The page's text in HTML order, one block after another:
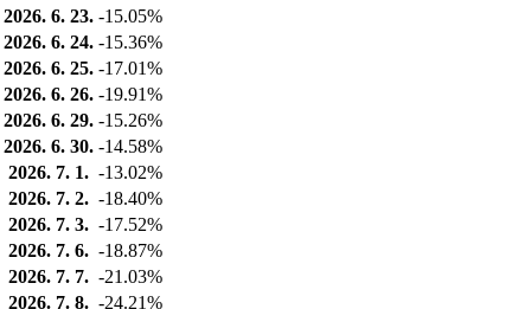
2026. 6. 23. -15.05%
2026. 6. 24. -15.36%
2026. 6. 25. -17.01%
2026. 6. 26. -19.91%
2026. 6. 29. -15.26%
2026. 6. 30. -14.58%
2026. 7. 1. -13.02%
2026. 7. 2. -18.40%
2026. 7. 3. -17.52%
2026. 7. 6. -18.87%
2026. 7. 7. -21.03%
2026. 7. 8. -24.21%